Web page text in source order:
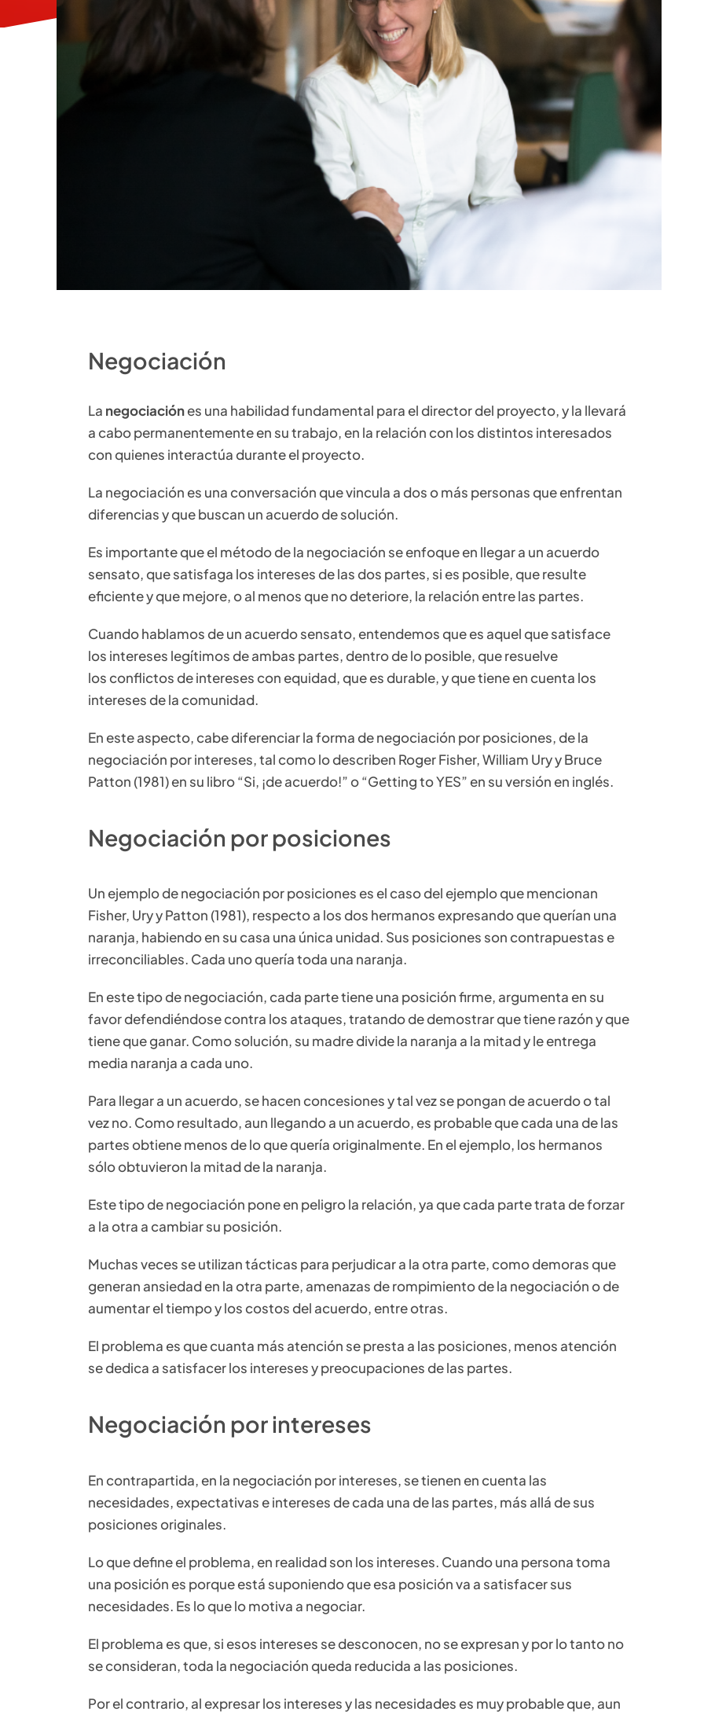
Negociación
La negociaciónes una habilidad fundamental para el director del proyecto, y la llevará
a cabo permanentemente en su trabajo, en la relación con los distintos interesados
con quienes interactúa durante el proyecto.
La negociación es una conversación que vincula a dos o más personas que enfrentan
diferencias y que buscan un acuerdo de solución.
Es importante que el método de la negociación se enfoque en llegar a un acuerdo
sensato, que satisfaga los intereses de las dos partes, si es posible, que resulte
eficiente y que mejore, o al menos que no deteriore, la relación entre las partes.
Cuando hablamos de un acuerdo sensato, entendemos que es aquel que satisface
los intereses legítimos de ambas partes, dentro de lo posible, que resuelve
los conflictos de intereses con equidad, que es durable, y que tiene en cuenta los
intereses de la comunidad.
En este aspecto, cabe diferenciar la forma de negociación por posiciones, de la
negociación por intereses, tal como lo describen Roger Fisher, William Ury y Bruce
Patton (1981) en su libro “Si, ¡de acuerdo!” o “Getting to YES” en su versión en inglés.
Negociación por posiciones
Un ejemplo de negociación por posiciones es el caso del ejemplo que mencionan
Fisher, Ury y Patton (1981), respecto a los dos hermanos expresando que querían una
naranja, habiendo en su casa una única unidad. Sus posiciones son contrapuestas e
irreconciliables. Cada uno quería toda una naranja.
En este tipo de negociación, cada parte tiene una posición firme, argumenta en su
favor defendiéndose contra los ataques, tratando de demostrar que tiene razón y que
tiene que ganar. Como solución, su madre divide la naranja a la mitad y le entrega
media naranja a cada uno.
Para llegar a un acuerdo, se hacen concesiones y tal vez se pongan de acuerdo o tal
vez no. Como resultado, aun llegando a un acuerdo, es probable que cada una de las
partes obtiene menos de lo que quería originalmente. En el ejemplo, los hermanos
sólo obtuvieron la mitad de la naranja.
Este tipo de negociación pone en peligro la relación, ya que cada parte trata de forzar
a la otra a cambiar su posición.
Muchas veces se utilizan tácticas para perjudicar a la otra parte, como demoras que
generan ansiedad en la otra parte, amenazas de rompimiento de la negociación o de
aumentar el tiempo y los costos del acuerdo, entre otras.
El problema es que cuanta más atención se presta a las posiciones, menos atención
se dedica a satisfacer los intereses y preocupaciones de las partes.
Negociación por intereses
En contrapartida, en la negociación por intereses, se tienen en cuenta las
necesidades, expectativas e intereses de cada una de las partes, más allá de sus
posiciones originales.
Lo que define el problema, en realidad son los intereses. Cuando una persona toma
una posición es porque está suponiendo que esa posición va a satisfacer sus
necesidades. Es lo que lo motiva a negociar.
El problema es que, si esos intereses se desconocen, no se expresan y por lo tanto no
se consideran, toda la negociación queda reducida a las posiciones.
Por el contrario, al expresar los intereses y las necesidades es muy probable que, aun